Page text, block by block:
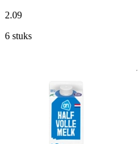
2.09
6 stuks